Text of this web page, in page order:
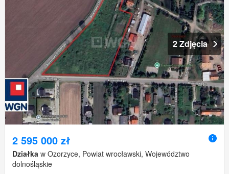
2 Zdjęcia
2 595 000 zł
Działka w Ozorzyce, Powiat wrocławski, Województwo
dolnośląskie